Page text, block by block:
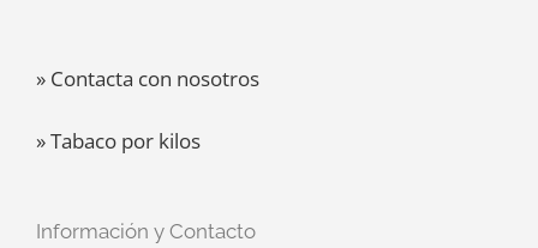
» Contacta con nosotros
» Tabaco por kilos
Información y Contacto